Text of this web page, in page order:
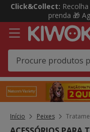
3
3,
mensagem,
Click&Collect:
prenda 🎁
Início Peixes